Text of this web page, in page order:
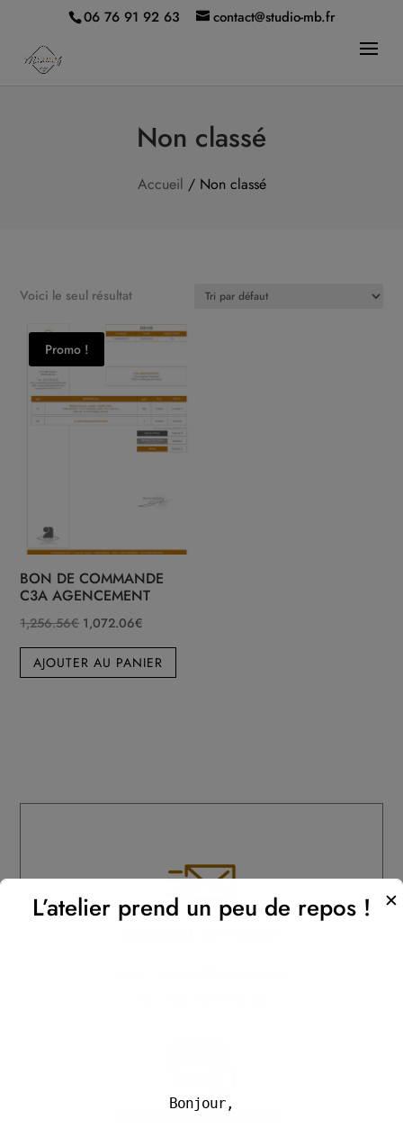
06 76 91 92 63 contact@studio-mb.fr
Non classé
Accueil / Non classé
Voici le seul résultat
Promo !
BON DE COMMANDE
C3A AGENCEMENT
1,256.56€ Le
prix
initial
1,072.06€
prix
actuel
AJOUTER AU PANIER
PAIEMENT SÉ CURIS
modal-check
L’atelier prend un peu de repos ! ✕
Bonjour,